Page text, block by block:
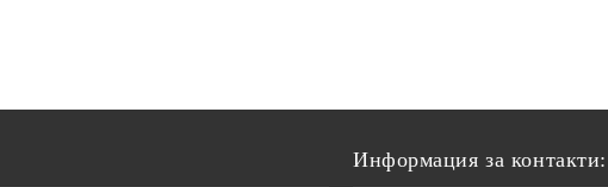
Информация за контакти: